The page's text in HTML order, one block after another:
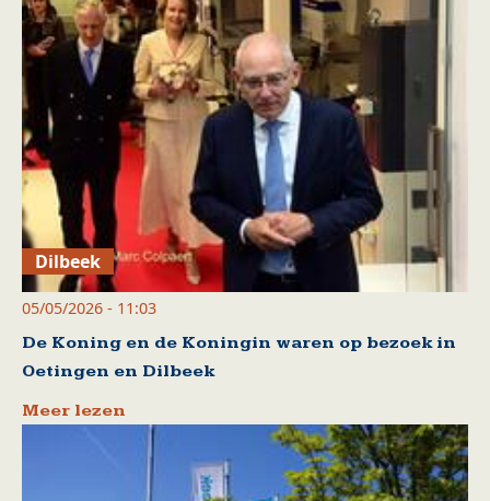
Dilbeek
05/05/2026 - 11:03
De Koning en de Koningin waren op bezoek in
Oetingen en Dilbeek
Meer lezen